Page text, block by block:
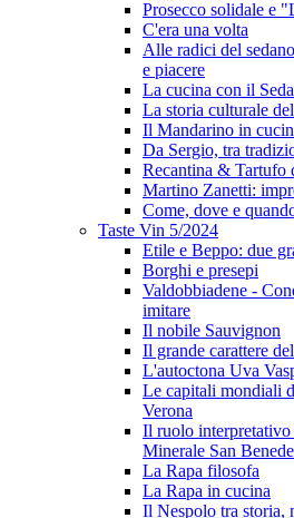
Prosecco solidale e
C'era una volta
Alle radici del
e piacere
La cucina con il
La storia culturale
Il Mandarino in
Da Sergio, tra
Recantina & Tartufo
Martino Zanetti:
Come, dove e
Taste Vin 5/2024
Etile e Beppo: due
Borghi e presepi
Valdobbiadene -
imitare
Il nobile Sauvignon
Il grande carattere
L'autoctona Uva
Le capitali mondiali
Verona
Il ruolo
Minerale San
La Rapa filosofa
La Rapa in cucina
Il Nespolo tra storia,